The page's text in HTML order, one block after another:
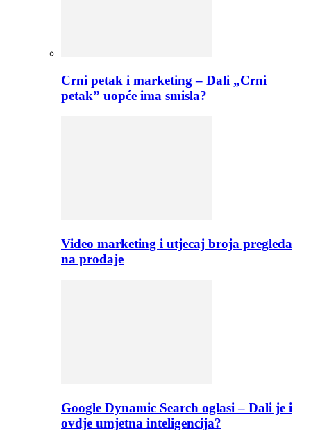
Crni petak i marketing – Dali „Crni
petak” uopće ima smisla?
Video marketing i utjecaj broja pregleda
na prodaje
Google Dynamic Search oglasi – Dali je i
ovdje umjetna inteligencija?